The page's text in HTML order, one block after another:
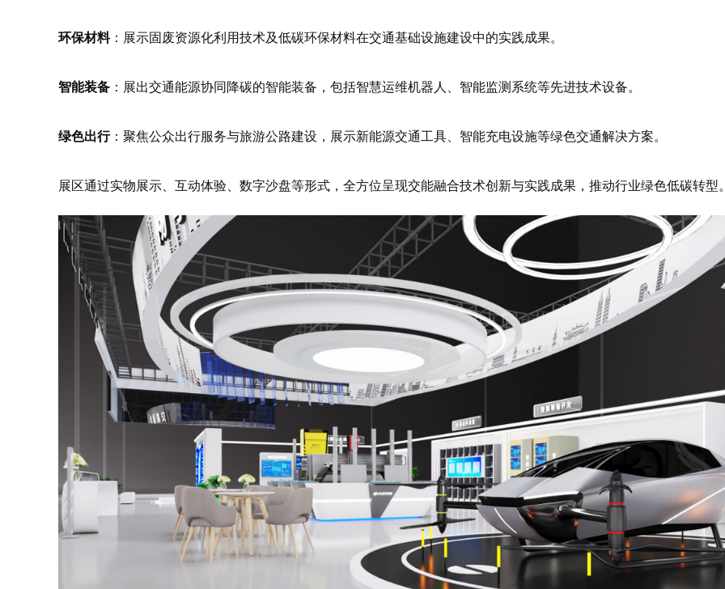
环保材料：展示固废资源化利用技术及低碳环保材料在交通基础设施建设中的实践成果。
智能装备 ：展出交通能源协同降碳的智能装备，包括智慧运维机器人、智能监测系统等先进技术设备。
绿色出行：聚焦公众出行服务与旅游公路建设，展示新能源交通工具、智能充电设施等绿色交通解决方案。
展区通过实物展示、互动体验、数字沙盘等形式，全方位呈现交能融合技术创新与实践成果，推动行业绿色低碳转型